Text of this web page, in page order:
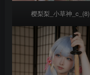
樱梨梨_小草神_c_(8)